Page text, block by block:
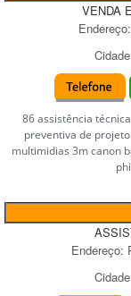
VENDA
Endereço:
86 assistência
preventiva de
multimidias 3m canon
Endereço: